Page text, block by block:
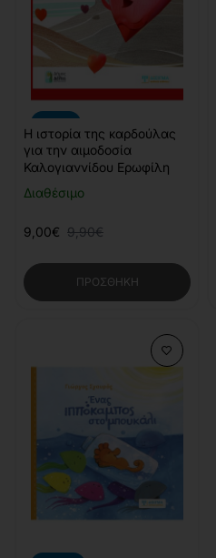
Διαθέσιμο
Η ιστορία της καρδούλας
για την αιμοδοσία
Καλογιαννίδου Ερωφίλη
9,00€ 9,90€
ΠΡΟΣΘΉΚΗ